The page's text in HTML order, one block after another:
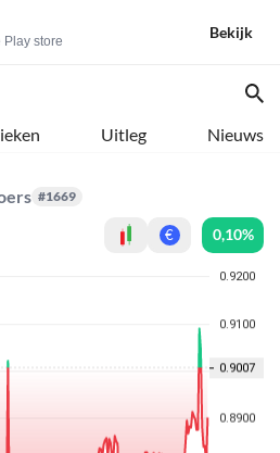
Play store
Bekijk
Uitleg Nieuws
#1669
€ 0,10%